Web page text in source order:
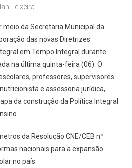
Teixeira
meio da Secretaria Municipal da
das novas Diretrizes
em Tempo Integral durante
na última quinta-feira (06). O
professores, supervisores
e assessoria jurídica,
da construção da Política Integral
da Resolução CNE/CEB nº
nacionais para a expansão
no país.